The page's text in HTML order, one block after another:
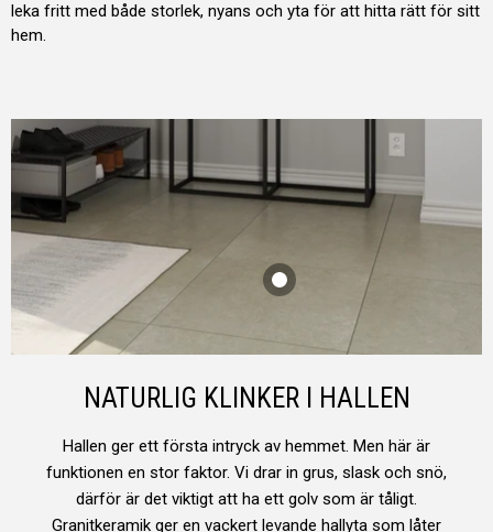
leka fritt med både storlek, nyans och yta för att hitta rätt för sitt
hem.
NATURLIG KLINKER I HALLEN
Hallen ger ett första intryck av hemmet. Men här är
funktionen en stor faktor. Vi drar in grus, slask och snö,
därför är det viktigt att ha ett golv som är tåligt.
Granitkeramik ger en vackert levande hallyta som låter